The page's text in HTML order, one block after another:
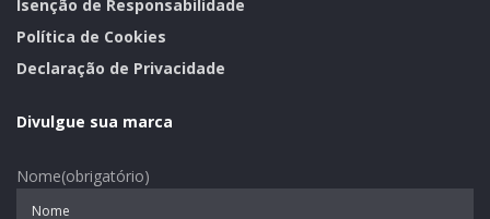
Texto: Rodrigo Angeli
Foto: Arquivo/Prefeitura de Estrela
Isenção de Responsabilidade
Política de Cookies
Declaração de Privacidade
Divulgue sua marca
Nome(obrigatório)